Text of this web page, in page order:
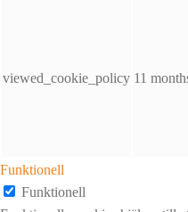
viewed_cookie_policy 11
Funktionell
Funktionell